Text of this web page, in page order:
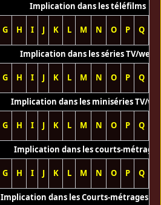
Implication dans les téléfilms
G H I J K L M N O P Q
Implication dans les séries TV/web
G H I J K L M N O P Q
Implication dans les miniséries TV/
G H I J K L M N O P Q
Implication dans les courts-métrages
G H I J K L M N O P Q
Implication dans les Courts-métrages